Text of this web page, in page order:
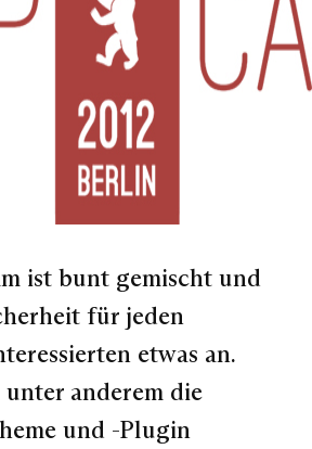
ist bunt gemischt und
für jeden
etwas an.
anderem die
und -Plugin